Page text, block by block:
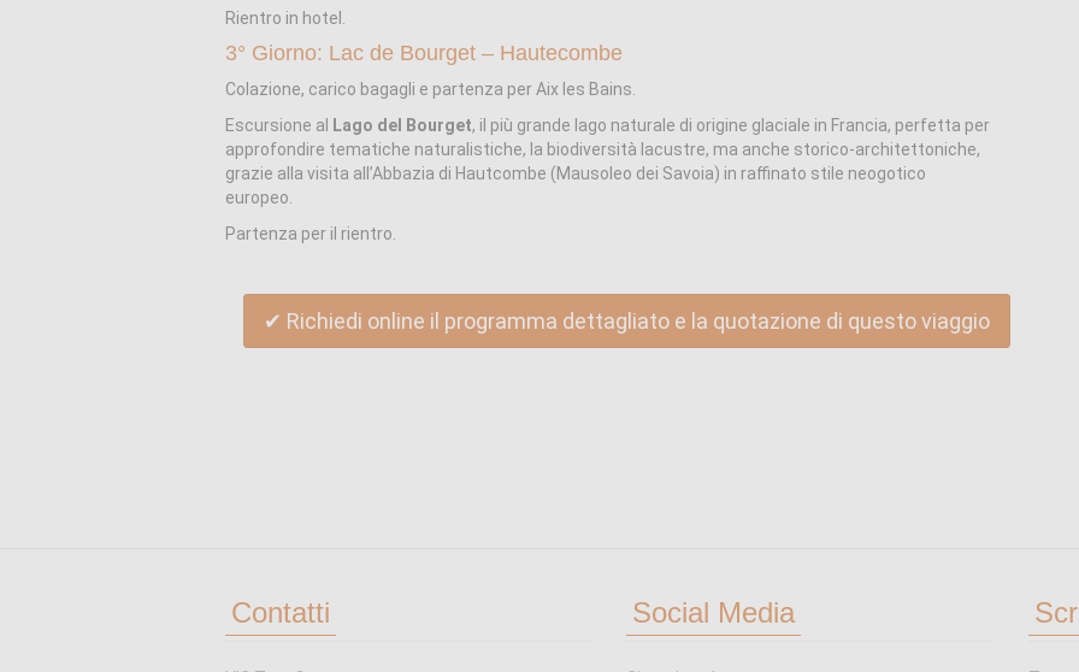
Rientro in hotel.
3° Giorno: Lac de Bourget – Hautecombe
Colazione, carico bagagli e partenza per Aix les Bains.
Escursione al
Lago del Bourget, il più grande lago naturale di origine glaciale in Francia, perfetta per
approfondire tematiche naturalistiche, la biodiversità lacustre, ma anche storico-architettoniche,
grazie alla visita all’Abbazia di Hautcombe (Mausoleo dei Savoia) in raffinato stile neogotico
europeo.
Partenza per il rientro.
✔ Richiedi online il programma dettagliato e la quotazione di questo viaggio
Contatti Social Media